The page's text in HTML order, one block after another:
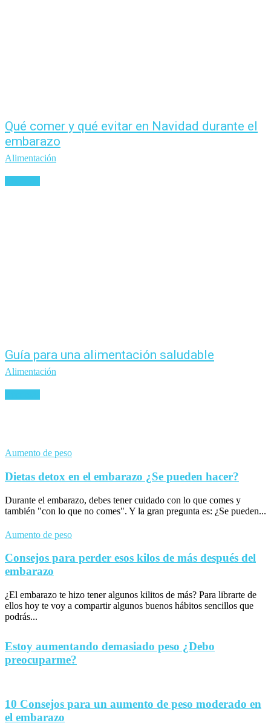
Qué comer y qué evitar en Navidad durante el
embarazo
Alimentación
Guía para una alimentación saludable
Alimentación
Aumento de peso
Dietas detox en el embarazo ¿Se pueden hacer?
Durante el embarazo, debes tener cuidado con lo que comes y
también "con lo que no comes". Y la gran pregunta es: ¿Se pueden...
Aumento de peso
Consejos para perder esos kilos de más después del
embarazo
¿El embarazo te hizo tener algunos kilitos de más? Para librarte de
ellos hoy te voy a compartir algunos buenos hábitos sencillos que
podrás...
Estoy aumentando demasiado peso ¿Debo
preocuparme?
10 Consejos para un aumento de peso moderado en
el embarazo